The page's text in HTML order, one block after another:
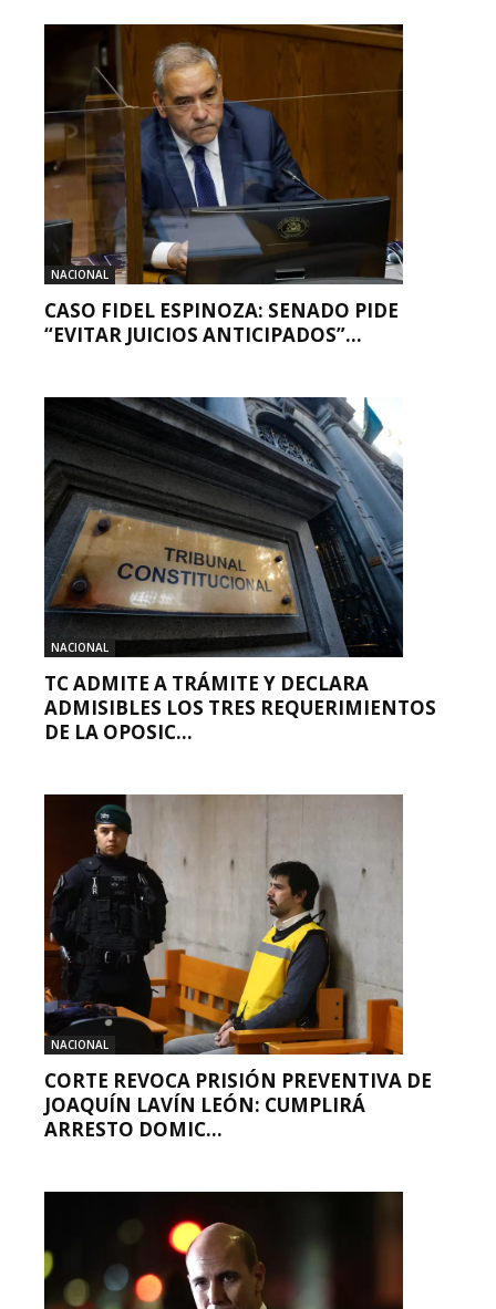
NACIONAL
CASO FIDEL ESPINOZA: SENADO PIDE
“EVITAR JUICIOS ANTICIPADOS”...
NACIONAL
TC ADMITE A TRÁMITE Y DECLARA
ADMISIBLES LOS TRES REQUERIMIENTOS
DE LA OPOSIC...
NACIONAL
CORTE REVOCA PRISIÓN PREVENTIVA DE
JOAQUÍN LAVÍN LEÓN: CUMPLIRÁ
ARRESTO DOMIC...